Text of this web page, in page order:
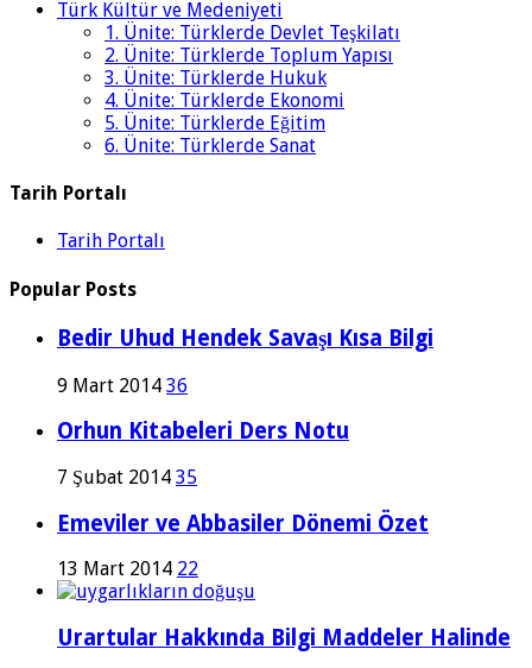
Türk Kültür ve Medeniyeti
1. Ünite: Türklerde Devlet Teşkilatı
2. Ünite: Türklerde Toplum Yapısı
3. Ünite: Türklerde Hukuk
4. Ünite: Türklerde Ekonomi
5. Ünite: Türklerde Eğitim
6. Ünite: Türklerde Sanat
Tarih Portalı
Tarih Portalı
Popular Posts
Bedir Uhud Hendek Savaşı Kısa Bilgi
9 Mart 2014 36
Orhun Kitabeleri Ders Notu
7 Şubat 2014 35
Emeviler ve Abbasiler Dönemi Özet
13 Mart 2014 22
Urartular Hakkında Bilgi Maddeler Halinde